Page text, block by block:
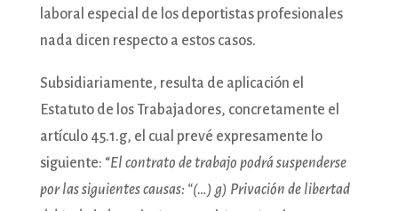
laboral especial de los deportistas profesionales
nada dicen respecto a estos casos.
Subsidiariamente, resulta de aplicación el
Estatuto de los Trabajadores, concretamente el
artículo 45.1.g, el cual prevé expresamente lo
siguiente: “El contrato de trabajo podrá suspenderse
por las siguientes causas: “(…) g) Privación de libertad